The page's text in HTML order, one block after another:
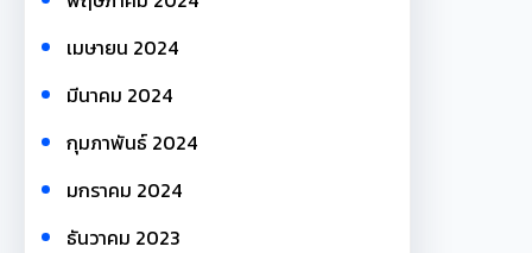
เมษายน 2024
มีนาคม 2024
กุมภาพันธ์ 2024
มกราคม 2024
ธันวาคม 2023